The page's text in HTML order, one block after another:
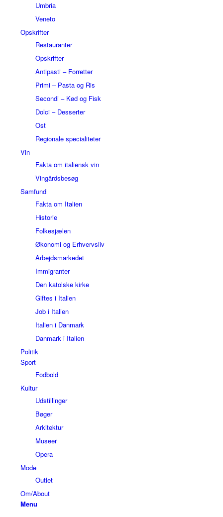
Umbria
Veneto
Opskrifter
Restauranter
Opskrifter
Antipasti – Forretter
Primi – Pasta og Ris
Secondi – Kød og Fisk
Dolci – Desserter
Ost
Regionale specialiteter
Vin
Fakta om italiensk vin
Vingårdsbesøg
Samfund
Fakta om Italien
Historie
Folkesjælen
Økonomi og Erhvervsliv
Arbejdsmarkedet
Immigranter
Den katolske kirke
Giftes i Italien
Job i Italien
Italien i Danmark
Danmark i Italien
Politik
Sport
Fodbold
Kultur
Udstillinger
Bøger
Arkitektur
Museer
Opera
Mode
Outlet
Om/About
Menu